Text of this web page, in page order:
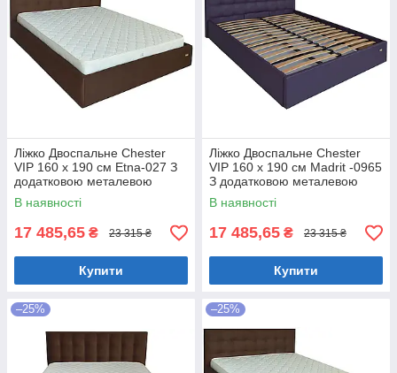
Ліжко Двоспальне Chester
VIP 160 х 190 см Etna-027 З
додатковою металевою
цільнозварною рамою
Коричневий
В наявності
17 485,65 ₴ 23 315 ₴
Купити
Ліжко Двоспальне Chester
VIP 160 х 190 см Madrit -0965
З додатковою металевою
цільнозварною рамою
Фіолетовий
В наявності
17 485,65 ₴ 23 315 ₴
Купити
–25% –25%